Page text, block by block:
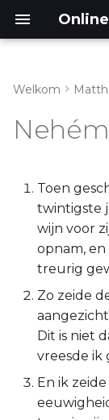
Nehémia 2:9-
Lukas
Johannes
Handelingen
2 Korinthe
Welkom
Toen
twintigste
wijn voor
opnam,
treurig
Zo zeide
Dit is niet
vreesde ik
En ik